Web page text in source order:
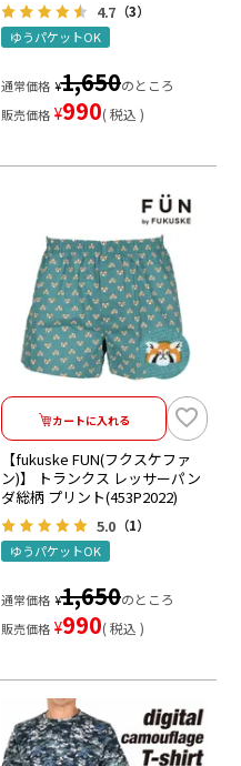
4.7 （3）
ゆうパケットOK
通常価格 ¥1,650のところ
販売価格 ¥990 税込
カートに入れる
【fukuske FUN(フクスケファ
ン)】 トランクス レッサーパン
ダ総柄 プリント(453P2022)
5.0 （1）
ゆうパケットOK
通常価格 ¥1,650のところ
販売価格 ¥990 税込